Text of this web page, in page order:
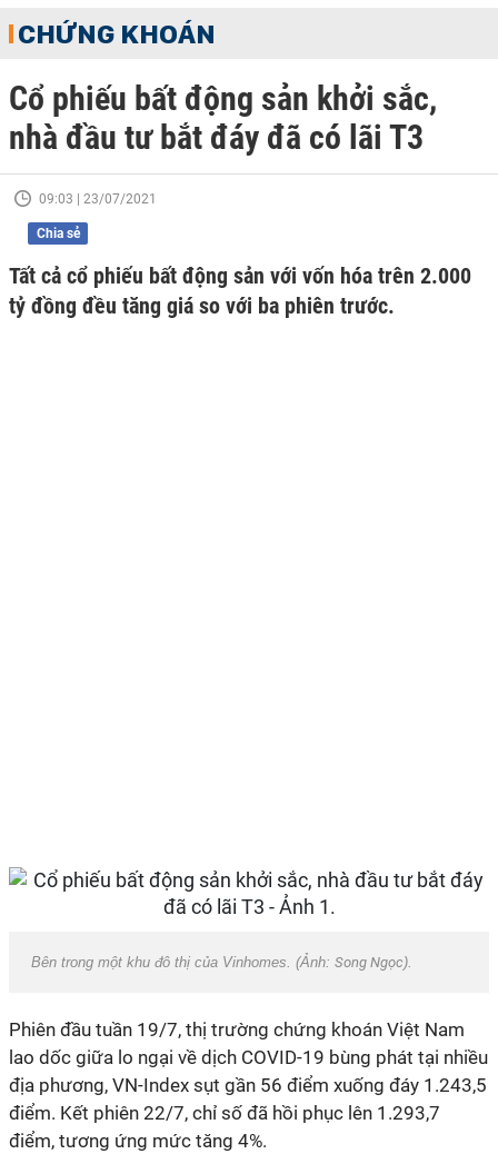
CHỨNG KHOÁN
Cổ phiếu bất động sản khởi sắc,
nhà đầu tư bắt đáy đã có lãi T3
09:03 | 23/07/2021
Chia sẻ
Tất cả cổ phiếu bất động sản với vốn hóa trên 2.000
tỷ đồng đều tăng giá so với ba phiên trước.
Bên trong một khu đô thị của Vinhomes. (Ảnh: Song Ngọc).
Phiên đầu tuần 19/7, thị trường chứng khoán Việt Nam
lao dốc giữa lo ngại về dịch COVID-19 bùng phát tại nhiều
địa phương, VN-Index sụt gần 56 điểm xuống đáy 1.243,5
điểm. Kết phiên 22/7, chỉ số đã hồi phục lên 1.293,7
điểm, tương ứng mức tăng 4%.